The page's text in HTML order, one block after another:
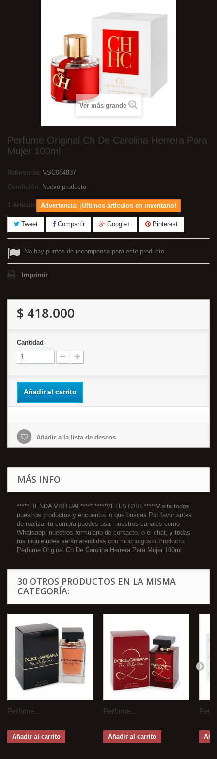
Ver más grande
Perfume Original Ch De Carolina Herrera Para
Mujer 100ml
Referencia: VSC084837
Condición: Nuevo producto
1 Artículo Advertencia: ¡Últimos artículos en inventario!
Tweet Compartir Google+ Pinterest
No hay puntos de recompensa para este producto.
Imprimir
$ 418.000
Cantidad
Añadir al carrito
Añadir a la lista de deseos
MÁS INFO
*****TIENDA VIRTUAL***** *****VELLSTORE*****Visita todos
nuestros productos y encuentra lo que buscas.Por favor antes
de realizar tu compra puedes usar nuestros canales como
Whatsapp, nuestros formulario de contacto, o el chat, y todas
tus inquietudes serán atendidas con mucho gusto.Producto:
Perfume Original Ch De Carolina Herrera Para Mujer 100ml
30 OTROS PRODUCTOS EN LA MISMA
CATEGORÍA:
Perfume...
Añadir al carrito
Perfume...
Añadir al carrito